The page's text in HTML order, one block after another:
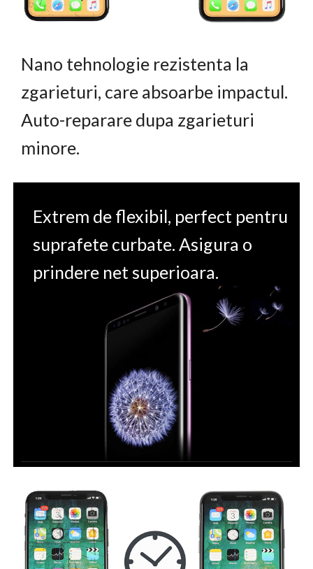
Nano tehnologie rezistenta la
zgarieturi, care absoarbe impactul.
Auto-reparare dupa zgarieturi
minore.
Extrem de flexibil, perfect pentru
suprafete curbate. Asigura o
prindere net superioara.